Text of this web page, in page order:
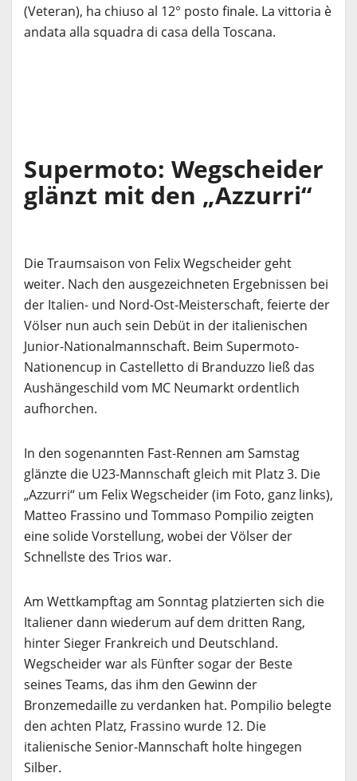
(Veteran), ha chiuso al 12° posto finale. La vittoria è
andata alla squadra di casa della Toscana.
Supermoto: Wegscheider
glänzt mit den „Azzurri“
Die Traumsaison von Felix Wegscheider geht
weiter. Nach den ausgezeichneten Ergebnissen bei
der Italien- und Nord-Ost-Meisterschaft, feierte der
Völser nun auch sein Debüt in der italienischen
Junior-Nationalmannschaft. Beim Supermoto-
Nationencup in Castelletto di Branduzzo ließ das
Aushängeschild vom MC Neumarkt ordentlich
aufhorchen.
In den sogenannten Fast-Rennen am Samstag
glänzte die U23-Mannschaft gleich mit Platz 3. Die
„Azzurri“ um Felix Wegscheider (im Foto, ganz links),
Matteo Frassino und Tommaso Pompilio zeigten
eine solide Vorstellung, wobei der Völser der
Schnellste des Trios war.
Am Wettkampftag am Sonntag platzierten sich die
Italiener dann wiederum auf dem dritten Rang,
hinter Sieger Frankreich und Deutschland.
Wegscheider war als Fünfter sogar der Beste
seines Teams, das ihm den Gewinn der
Bronzemedaille zu verdanken hat. Pompilio belegte
den achten Platz, Frassino wurde 12. Die
italienische Senior-Mannschaft holte hingegen
Silber.